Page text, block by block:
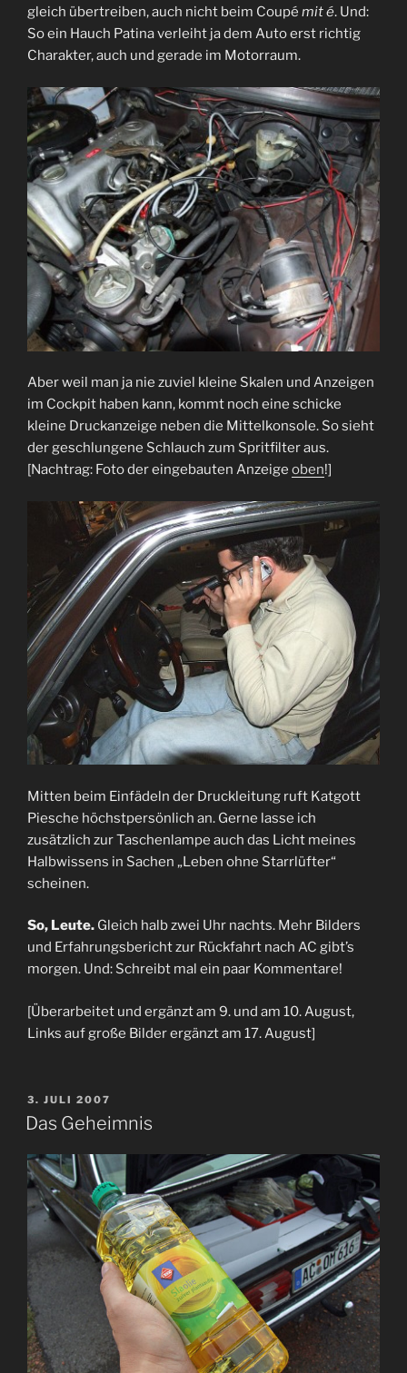
gleich übertreiben, auch nicht beim Coupé mit é. Und:
So ein Hauch Patina verleiht ja dem Auto erst richtig
Charakter, auch und gerade im Motorraum.
Aber weil man ja nie zuviel kleine Skalen und Anzeigen
im Cockpit haben kann, kommt noch eine schicke
kleine Druckanzeige neben die Mittelkonsole. So sieht
der geschlungene Schlauch zum Spritfilter aus.
[Nachtrag: Foto der eingebauten Anzeige oben!]
Mitten beim Einfädeln der Druckleitung ruft Katgott
Piesche höchstpersönlich an. Gerne lasse ich
zusätzlich zur Taschenlampe auch das Licht meines
Halbwissens in Sachen „Leben ohne Starrlüfter“
scheinen.
So, Leute. Gleich halb zwei Uhr nachts. Mehr Bilders
und Erfahrungsbericht zur Rückfahrt nach AC gibt’s
morgen. Und: Schreibt mal ein paar Kommentare!
[Überarbeitet und ergänzt am 9. und am 10. August,
Links auf große Bilder ergänzt am 17. August]
VERÖFFENTLICHT
AM
3. JULI 2007
Das Geheimnis